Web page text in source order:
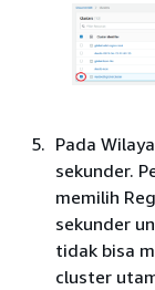
Pada
sekunder.
memilih
sekunder
tidak bisa
cluster